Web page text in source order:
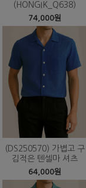
(HONGIK_Q638)
74,000원
(DS250570) 가볍고 구
김적은 텐셀마 셔츠
64,000원